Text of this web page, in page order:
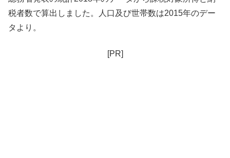
税者数で算出しました。人口及び世帯数は2015年のデー
タより。
[PR]